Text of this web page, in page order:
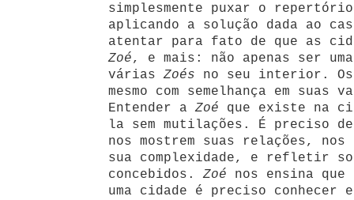
simplesmente puxar o
aplicando a solução dada ao
atentar para fato de que as
Zoé, e mais: não apenas ser
váriasZoés no seu interior. Os
mesmo com semelhança em
Entender aZoé que existe na
la sem mutilações. É preciso
nos mostrem suas relações,
sua complexidade, e refletir
concebidos.Zoé nos ensina que
uma cidade é preciso conhecer